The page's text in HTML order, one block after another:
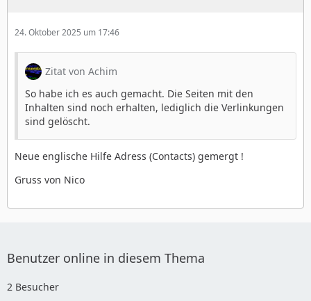
24. Oktober 2025 um 17:46
Zitat von Achim
So habe ich es auch gemacht. Die Seiten mit den
Inhalten sind noch erhalten, lediglich die Verlinkungen
sind gelöscht.
Neue englische Hilfe Adress (Contacts) gemergt !
Gruss von Nico
Benutzer online in diesem Thema
2 Besucher